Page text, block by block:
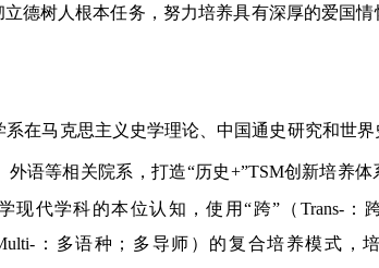
德树人根本任务，努力培养具有深厚的爱国
在马克思主义史学理论、中国通史研究和世界
语等相关院系，打造“历史+”TSM创新培养
现代学科的本位认知，使用“跨”（Trans-：
：多语种；多导师）的复合培养模式，